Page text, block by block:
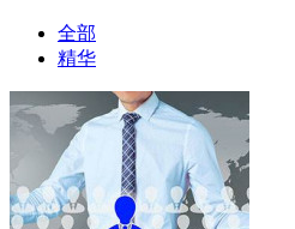
全部
精华